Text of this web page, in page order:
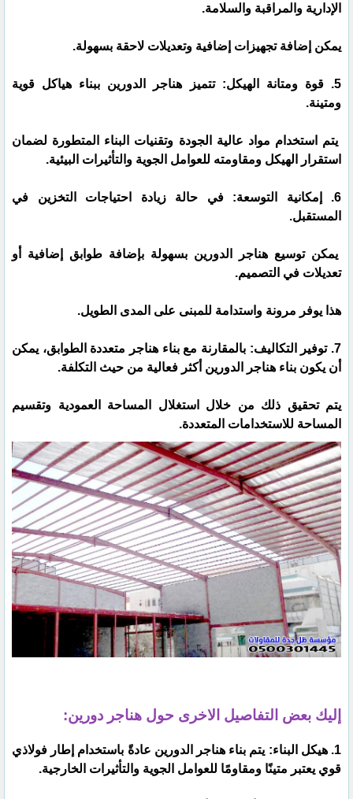
الإدارية والمراقبة والسلامة.
يمكن إضافة تجهيزات إضافية وتعديلات لاحقة بسهولة.
5. قوة ومتانة الهيكل: تتميز هناجر الدورين ببناء هياكل قوية
ومتينة.
يتم استخدام مواد عالية الجودة وتقنيات البناء المتطورة لضمان
استقرار الهيكل ومقاومته للعوامل الجوية والتأثيرات البيئية.
6. إمكانية التوسعة: في حالة زيادة احتياجات التخزين في
المستقبل.
يمكن توسيع هناجر الدورين بسهولة بإضافة طوابق إضافية أو
تعديلات في التصميم.
هذا يوفر مرونة واستدامة للمبنى على المدى الطويل.
7. توفير التكاليف: بالمقارنة مع بناء هناجر متعددة الطوابق، يمكن
أن يكون بناء هناجر الدورين أكثر فعالية من حيث التكلفة.
يتم تحقيق ذلك من خلال استغلال المساحة العمودية وتقسيم
المساحة للاستخدامات المتعددة.
إليك بعض التفاصيل الاخرى حول هناجر دورين:
1. هيكل البناء: يتم بناء هناجر الدورين عادةً باستخدام إطار فولاذي
قوي يعتبر متينًا ومقاومًا للعوامل الجوية والتأثيرات الخارجية.